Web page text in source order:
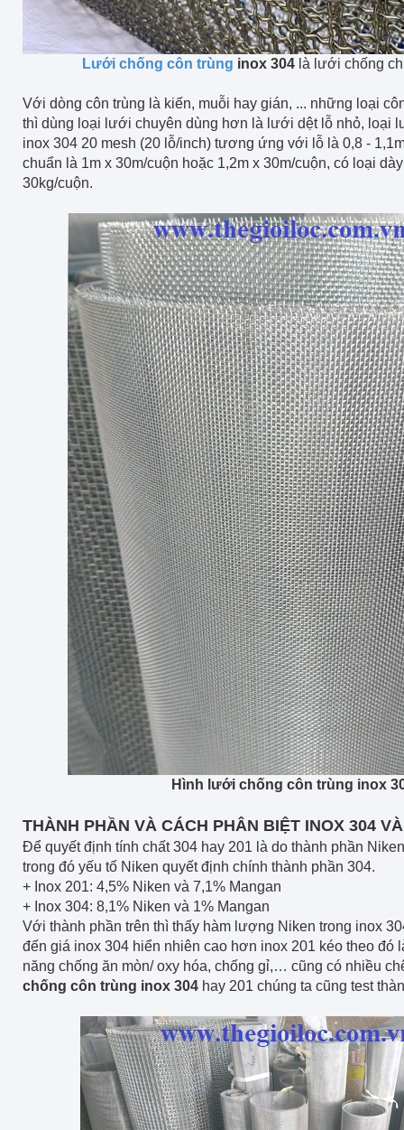
Lưới chống côn trùng inox 304 là lưới chống
Với dòng côn trùng là kiến, muỗi hay gián, ... những loại
thì dùng loại lưới chuyên dùng hơn là lưới dệt lỗ nhỏ, loại
inox 304 20 mesh (20 lỗ/inch) tương ứng với lỗ là 0,8 -
chuẩn là 1m x 30m/cuộn hoặc 1,2m x 30m/cuộn, có loại
30kg/cuộn.
Hình lưới chống côn trùng inox
THÀNH PHẦN VÀ CÁCH PHÂN BIỆT INOX 304
Để quyết định tính chất 304 hay 201 là do thành phần
trong đó yếu tố Niken quyết định chính thành phần 304.
+ Inox 201: 4,5% Niken và 7,1% Mangan
+ Inox 304: 8,1% Niken và 1% Mangan
Với thành phần trên thì thấy hàm lượng Niken trong inox
đến giá inox 304 hiển nhiên cao hơn inox 201 kéo theo đó
năng chống ăn mòn/ oxy hóa, chống gỉ,… cũng có nhiều
chống côn trùng inox 304 hay 201 chúng ta cũng test